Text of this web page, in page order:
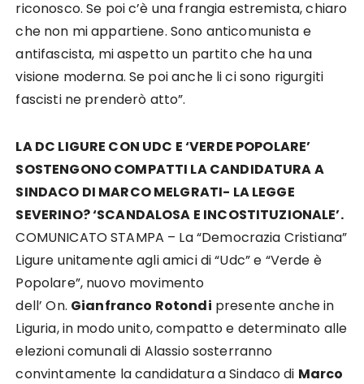
riconosco. Se poi c’è una frangia estremista, chiaro
che non mi appartiene. Sono anticomunista e
antifascista, mi aspetto un partito che ha una
visione moderna. Se poi anche li ci sono rigurgiti
fascisti ne prenderò atto”.
LA DC LIGURE CON UDC E ‘VERDE POPOLARE’
SOSTENGONO COMPATTI LA CANDIDATURA A
SINDACO DI MARCO MELGRATI- LA LEGGE
SEVERINO? ‘SCANDALOSA E INCOSTITUZIONALE’.
COMUNICATO STAMPA – La “Democrazia Cristiana”
Ligure unitamente agli amici di“Udc”e “Verde è
Popolare”, nuovo movimento
dell’ On. Gianfranco Rotondi presente anche in
Liguria, in modo unito, compatto e determinato alle
elezionicomunali di Alassio sosterranno
convintamente la candidatura a Sindaco di Marco